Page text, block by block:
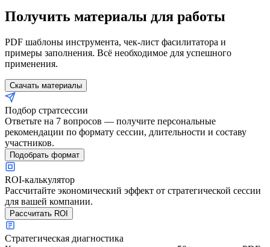
Получить материалы для работы
PDF шаблоны инструмента, чек-лист фасилитатора и
примеры заполнения. Всё необходимое для успешного
применения.
Скачать материалы
Подбор стратсессии
Ответьте на 7 вопросов — получите персональные
рекомендации по формату сессии, длительности и составу
участников.
Подобрать формат
ROI-калькулятор
Рассчитайте экономический эффект от стратегической сессии
для вашей компании.
Рассчитать ROI
Стратегическая диагностика